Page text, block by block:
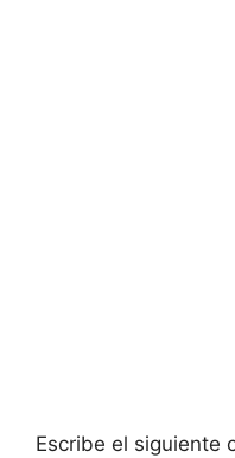
Escribe el siguiente